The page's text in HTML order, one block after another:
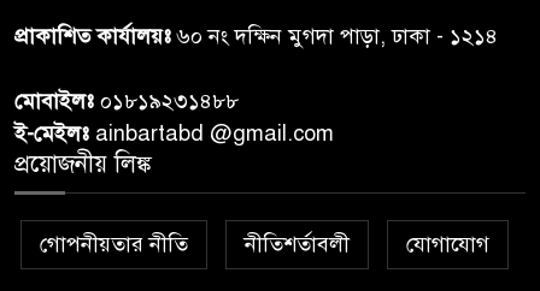
২০ আগস্ট রাষ্ট্রপতি নির্বাচন,
বান্দরবান বিজিবি সেক্টর সদর দপ্তর
৯
বান্দরবানের লংলেই পাড়ায়
প্রাকাশিত কার্যালয়ঃ৬০ নং দক্ষিন মুগদা পাড়া, ঢাকা - ১২১৪
মোবাইলঃ ০১৮১৯২৩১৪৮৮
ই-মেইলঃ ainbartabd @gmail.com
প্রয়োজনীয় লিঙ্ক
গোপনীয়তার নীতি নীতিশর্তাবলী যোগাযোগ